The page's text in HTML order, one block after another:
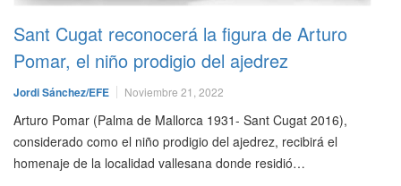
Sant Cugat reconocerá la figura de Arturo
Pomar, el niño prodigio del ajedrez
Jordi Sánchez/EFE Noviembre 21, 2022
Arturo Pomar (Palma de Mallorca 1931- Sant Cugat 2016),
considerado como el niño prodigio del ajedrez, recibirá el
homenaje de la localidad vallesana donde residió…